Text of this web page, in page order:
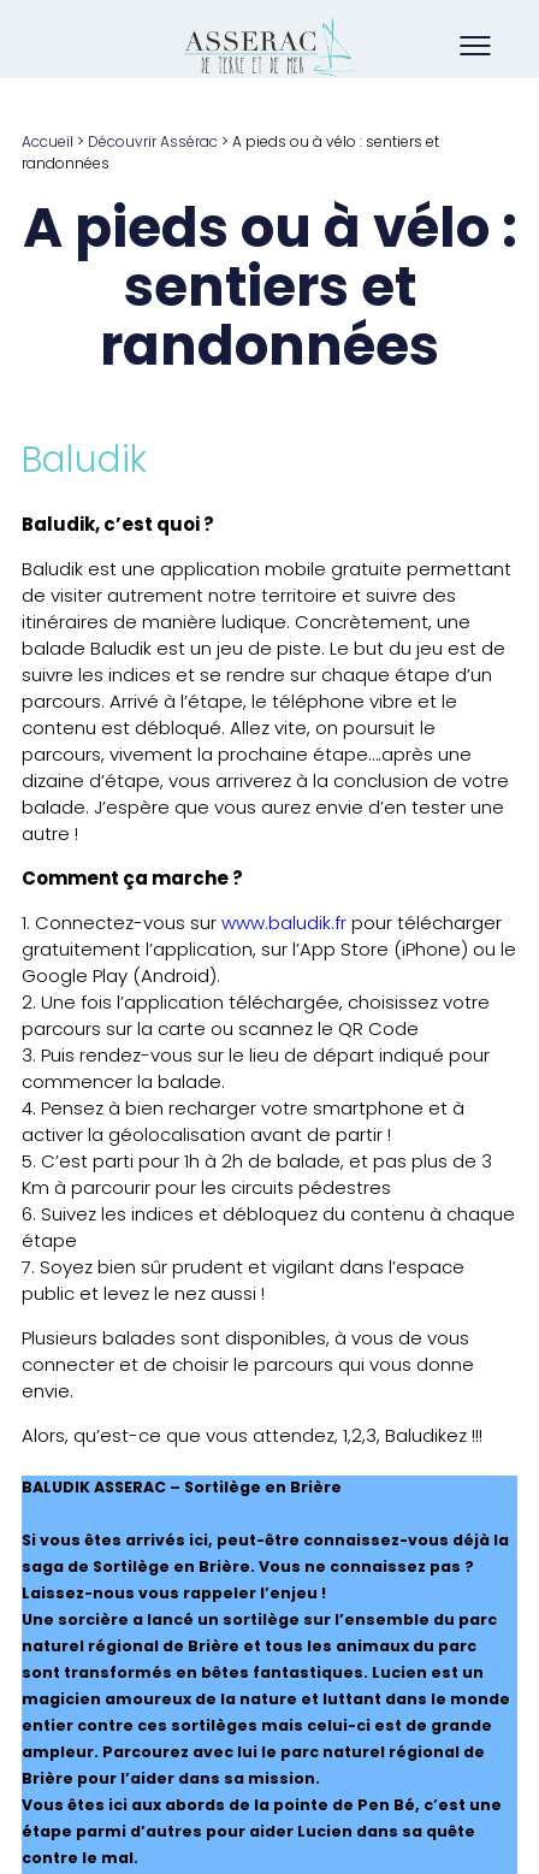
Accueil > Découvrir Assérac > A pieds ou à vélo : sentiers et
randonnées
A pieds ou à vélo :
sentiers et
randonnées
Baludik
Baludik, c’est quoi ?
Baludik est une application mobile gratuite permettant
de visiter autrement notre territoire et suivre des
itinéraires de manière ludique. Concrètement, une
balade Baludik est un jeu de piste. Le but du jeu est de
suivre les indices et se rendre sur chaque étape d’un
parcours. Arrivé à l’étape, le téléphone vibre et le
contenu est débloqué. Allez vite, on poursuit le
parcours, vivement la prochaine étape….après une
dizaine d’étape, vous arriverez à la conclusion de votre
balade. J’espère que vous aurez envie d’en tester une
autre !
Comment ça marche ?
1. Connectez-vous surwww.baludik.frpour télécharger
gratuitement l’application, sur l’App Store (iPhone) ou le
Google Play (Android).
2. Une fois l’application téléchargée, choisissez votre
parcours sur la carte ou scannez le QR Code
3. Puis rendez-vous sur le lieu de départ indiqué pour
commencer la balade.
4. Pensez à bien recharger votre smartphone et à
activer la géolocalisation avant de partir !
5. C’est parti pour 1h à 2h de balade, et pas plus de 3
Km à parcourir pour les circuits pédestres
6. Suivez les indices et débloquez du contenu à chaque
étape
7. Soyez bien sûr prudent et vigilant dans l’espace
public et levez le nez aussi !
Plusieurs balades sont disponibles, à vous de vous
connecter et de choisir le parcours qui vous donne
envie.
Alors, qu’est-ce que vous attendez, 1,2,3, Baludikez !!!
BALUDIK ASSERAC – Sortilège en Brière
Si vous êtes arrivés ici, peut-être connaissez-vous déjà la
saga de Sortilège en Brière. Vous ne connaissez pas ?
Laissez-nous vous rappeler l’enjeu !
Une sorcière a lancé un sortilège sur l’ensemble du parc
naturel régional de Brière et tous les animaux du parc
sont transformés en bêtes fantastiques. Lucien est un
magicien amoureux de la nature et luttant dans le monde
entier contre ces sortilèges mais celui-ci est de grande
ampleur. Parcourez avec lui le parc naturel régional de
Brière pour l’aider dans sa mission.
Vous êtes ici aux abords de la pointe de Pen Bé, c’est une
étape parmi d’autres pour aider Lucien dans sa quête
contre le mal.